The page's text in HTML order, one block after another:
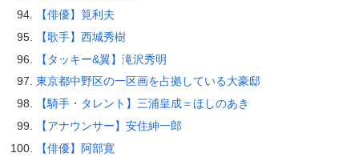
【俳優】筧利夫
【歌手】西城秀樹
【タッキー&翼】滝沢秀明
東京都中野区の一区画を占拠している大豪邸
【騎手・タレント】三浦皇成＝ほしのあき
【アナウンサー】安住紳一郎
【俳優】阿部寛